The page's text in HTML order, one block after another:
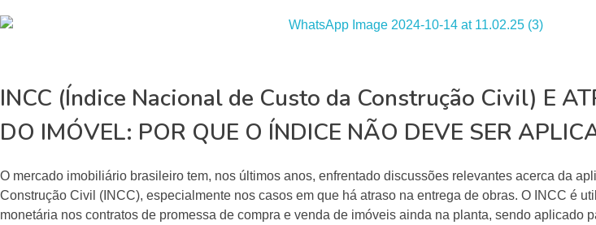
INCC (Índice Nacional de Custo da Construção Civil) E
DO IMÓVEL: POR QUE O ÍNDICE NÃO DEVE SER
O mercado imobiliário brasileiro tem, nos últimos anos, enfrentado discussões relevantes acerca da
Construção Civil (INCC), especialmente nos casos em que há atraso na entrega de obras. O INCC é
monetária nos contratos de promessa de compra e venda de imóveis ainda na planta, sendo aplicado